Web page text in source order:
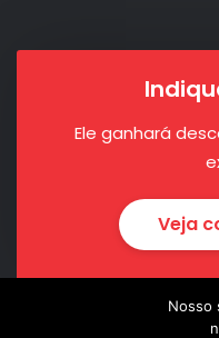
Ele ganhará
Veja
Nosso